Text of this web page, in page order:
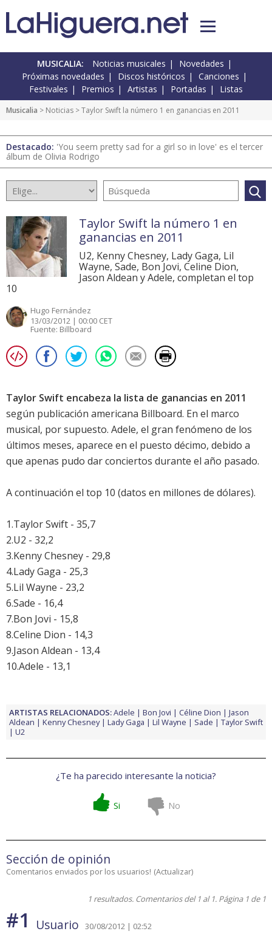
MUSICALIA: Noticias musicales
Novedades
Próximas novedades
Discos históricos
Canciones
Festivales
Premios Artistas Portadas Listas
Musicalia > Noticias > Taylor Swift la número 1 en ganancias en 2011
Destacado: 'You seem pretty sad for a girl so in love' es el tercer
álbum de Olivia Rodrigo
Taylor Swift la número 1 en
ganancias en 2011
U2, Kenny Chesney, Lady Gaga, Lil
Wayne, Sade, Bon Jovi, Celine Dion,
Jason Aldean y Adele, completan el top
10
Hugo Fernández
13/03/2012 | 00:00 CET
Fuente: Billboard
Taylor Swift encabeza la lista de ganancias en 2011
según publicación americana Billboard. En el marco
musical, por supuesto. Adele, el gran fenómeno de los
últimos meses, aparece en el puesto décimo, debido a
que apenas pudo dar conciertos durante el año pasado.
A continuación el top 10 (datos en millones de dólares).
1.Taylor Swift - 35,7
2.U2 - 32,2
3.Kenny Chesney - 29,8
4.Lady Gaga - 25,3
5.Lil Wayne - 23,2
6.Sade - 16,4
7.Bon Jovi - 15,8
8.Celine Dion - 14,3
9.Jason Aldean - 13,4
10.Adele - 13,1
ARTISTAS RELACIONADOS:Adele Bon Jovi Céline Dion
Jason
Aldean
Kenny Chesney Lady Gaga Lil Wayne Sade
Taylor Swift
U2
¿Te ha parecido interesante la noticia?
Si No
Sección de opinión
Comentarios enviados por los usuarios! (Actualizar)
1 resultados. Comentarios del 1 al 1. Página 1 de 1
#1 Usuario 30/08/2012 | 02:52